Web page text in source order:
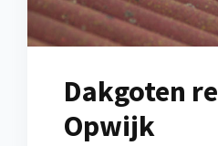
Dakgoten
Opwijk